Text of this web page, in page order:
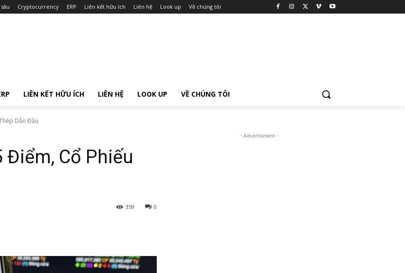
Cryptocurrency ERP Liên kết hữu ích Liên hệ Look up Về chúng tôi
LIÊN KẾT HỮU ÍCH LIÊN HỆ LOOK UP VỀ CHÚNG TÔI
Dẫn Đầu
Điểm, Cổ Phiếu
0
359
- Advertisment -